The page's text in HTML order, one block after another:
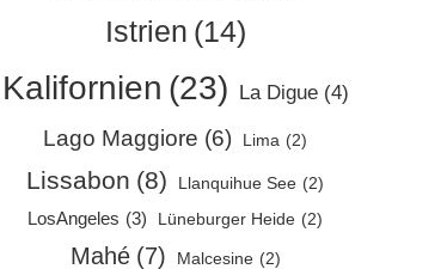
Istrien (14)
Kalifornien (23) La Digue (4)
Lago Maggiore (6) Lima (2)
Lissabon (8) Llanquihue See (2)
LosAngeles (3) Lüneburger Heide (2)
Mahé (7) Malcesine (2)